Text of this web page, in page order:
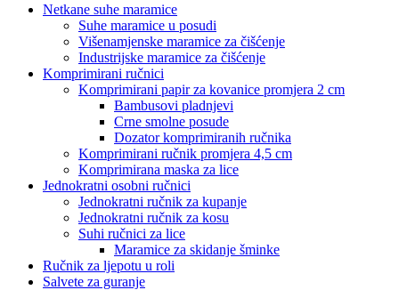
Netkane suhe maramice
Suhe maramice u posudi
Višenamjenske maramice za čišćenje
Industrijske maramice za čišćenje
Komprimirani ručnici
Komprimirani papir za kovanice promjera 2 cm
Bambusovi pladnjevi
Crne smolne posude
Dozator komprimiranih ručnika
Komprimirani ručnik promjera 4,5 cm
Komprimirana maska ​​za lice
Jednokratni osobni ručnici
Jednokratni ručnik za kupanje
Jednokratni ručnik za kosu
Suhi ručnici za lice
Maramice za skidanje šminke
Ručnik za ljepotu u roli
Salvete za guranje